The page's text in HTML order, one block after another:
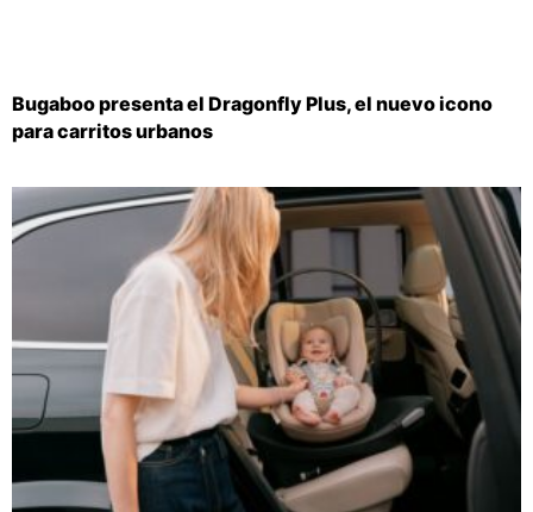
Bugaboo presenta el Dragonfly Plus, el nuevo icono
para carritos urbanos